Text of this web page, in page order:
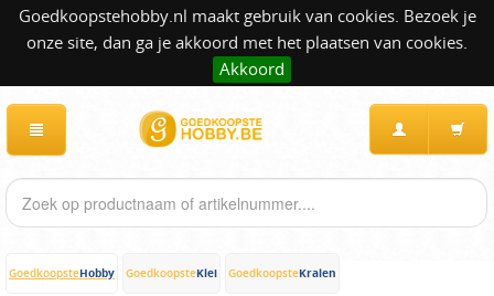
Goedkoopstehobby.nl maakt gebruik van cookies. Bezoek je
onze site, dan ga je akkoord met het plaatsen van cookies.
Akkoord
GoedkoopsteHobby GoedkoopsteKlei GoedkoopsteKralen